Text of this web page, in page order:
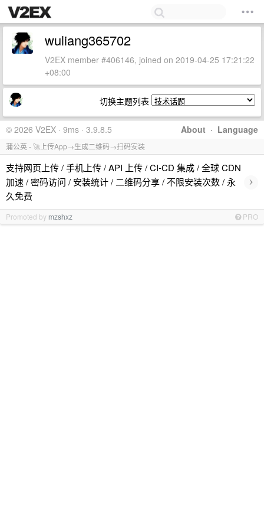
wuliang365702
V2EX member #406146, joined on 2019-04-25 17:21:22
+08:00
切换主题列表
About · Language
© 2026 V2EX · 9ms · 3.9.8.5
蒲公英 - 🚀上传App→生成二维码→扫码安装
支持网页上传 / 手机上传 / API 上传 / CI-CD 集成 / 全球 CDN
加速 / 密码访问 / 安装统计 / 二维码分享 / 不限安装次数 / 永
久免费
›
Promoted by mzshxz PRO